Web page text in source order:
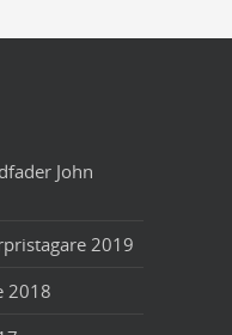
John
2019
2018